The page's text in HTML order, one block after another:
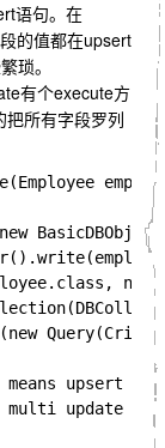
语句。在
的值都在upsert
琐。
有个execute方
把所有字段罗列
new
means upsert -
multi update –